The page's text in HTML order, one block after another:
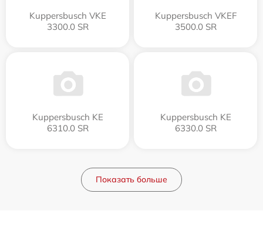
Kuppersbusch VKE
3300.0 SR
Kuppersbusch VKEF
3500.0 SR
Kuppersbusch KE
6310.0 SR
Kuppersbusch KE
6330.0 SR
Показать больше